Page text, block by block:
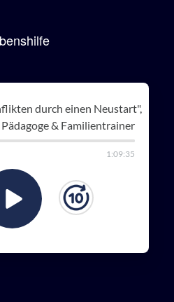
durch einen Neustart",
& Familientrainer
1:09:35